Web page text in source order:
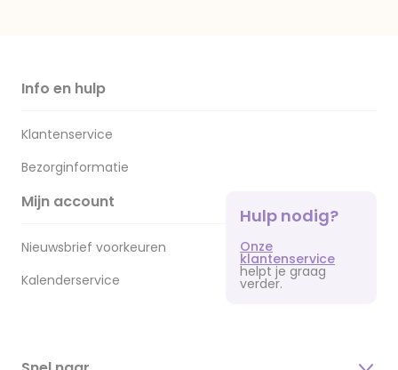
Info en hulp
Klantenservice
Bezorginformatie
Mijn account
Nieuwsbrief voorkeuren
Kalenderservice
Hulp nodig?
Onze
klantenservice
helpt je graag
verder.